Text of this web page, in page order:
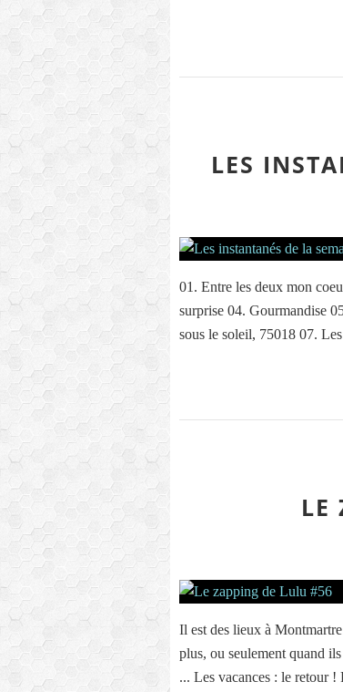
LES
01. Entre les deux mon
surprise 04. Gourmandise
sous le soleil, 75018 07.
LE
Il est des lieux à
plus, ou seulement quand
... Les vacances : le retour !